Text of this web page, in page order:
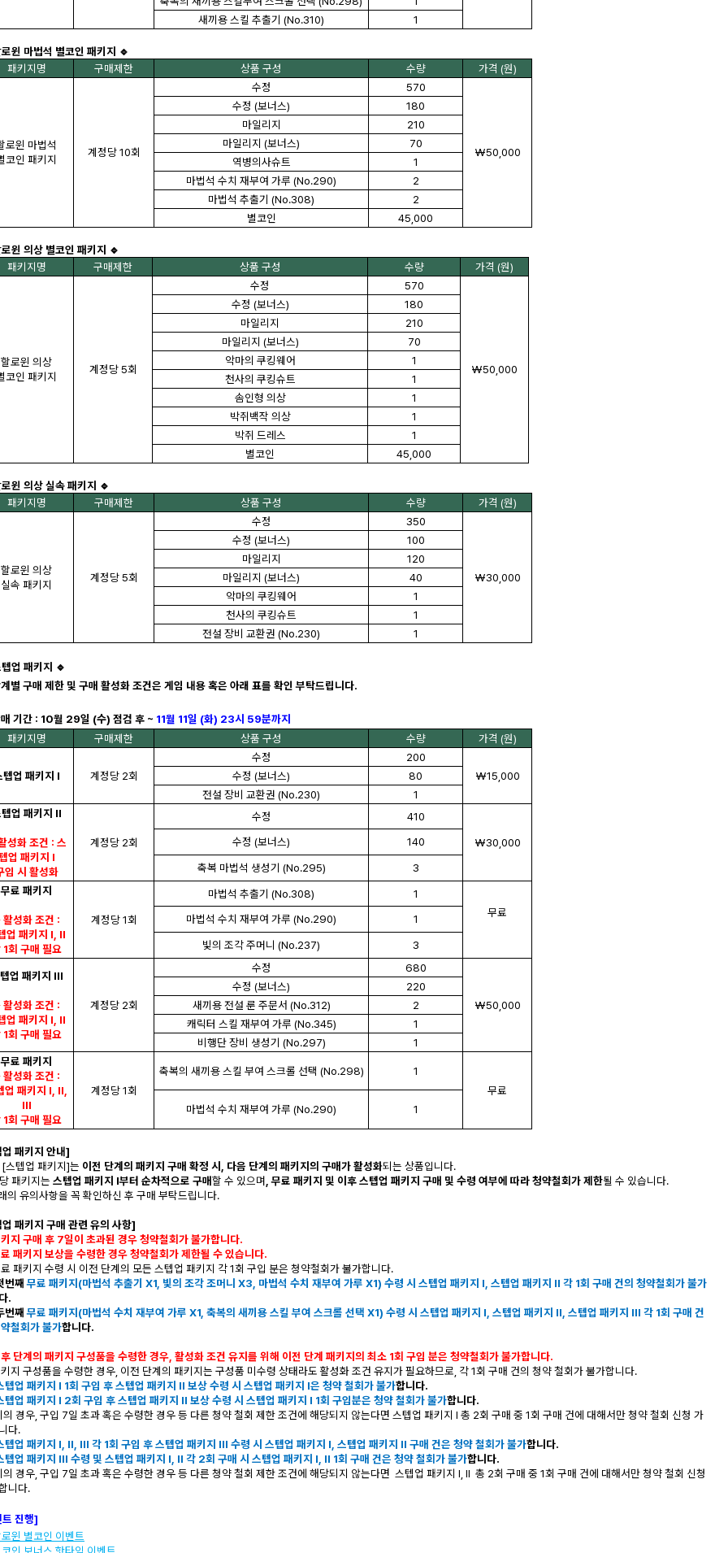
새끼용 스킬 추출기 (No.310)
1
윈 마법석 별코인 패키지 🔹
패키지명
구매제한 상품 구성 수량 가격 (원)
로윈 마법석
코인 패키지
계정당 10회
수정 570
₩50,000
수정 (보너스)
180
마일리지
210
마일리지 (보너스)
70
역병의사슈트
1
마법석 수치 재부여 가루 (No.290)
2
마법석 추출기 (No.308)
2
별코인
45,000
윈 의상 별코인 패키지 🔹
패키지명
구매제한 상품 구성 수량 가격 (원)
할로윈 의상
코인 패키지
계정당 5회
수정 570
₩50,000
수정 (보너스)
180
마일리지
210
마일리지 (보너스)
70
악마의 쿠킹웨어
1
천사의 쿠킹슈트
1
솜인형 의상
1
박쥐백작 의상
1
박쥐 드레스
1
별코인
45,000
윈 의상 실속 패키지 🔹
패키지명
구매제한 상품 구성 수량 가격 (원)
할로윈 의상
실속 패키지
계정당 5회
수정 350
₩30,000
수정 (보너스)
100
마일리지
120
마일리지 (보너스)
40
악마의 쿠킹웨어
1
천사의 쿠킹슈트
1
전설 장비 교환권 (No.230)
1
업 패키지 🔹
별 구매 제한 및 구매 활성화 조건은 게임 내용 혹은 아래 표를 확인 부탁드립니다.
기간 : 10월 29일 (수) 점검 후 ~ 11월 11일 (화) 23시 59분까지
패키지명
구매제한 상품 구성 수량 가격 (원)
텝업 패키지 I 계정당 2회
수정
200
₩15,000
수정 (보너스)
80
전설 장비 교환권 (No.230)
1
업 패키지 II
성화 조건 : 스
업 패키지 I
입 시 활성화
계정당 2회
수정
410
₩30,000
수정 (보너스)
140
축복 마법석 생성기 (No.295)
3
무료 패키지
성화 조건 :
업 패키지 I, II
1회 구매 필요
계정당 1회
마법석 추출기 (No.308)
1
무료
마법석 수치 재부여 가루 (No.290)
1
빛의 조각 주머니 (No.237)
3
업 패키지 III
성화 조건 :
업 패키지 I, II
1회 구매 필요
계정당 2회
수정 680
₩50,000
수정 (보너스)
220
새끼용 전설 룬 주문서 (No.312)
2
캐릭터 스킬 재부여 가루 (No.345)
1
비행단 장비 생성기 (No.297)
1
무료 패키지
성화 조건 :
업 패키지 I, II,
III
1회 구매 필요
계정당 1회
축복의 새끼용 스킬 부여 스크롤 선택 (No.298)
1
무료
마법석 수치 재부여 가루 (No.290)
1
패키지 안내]
스텝업 패키지]는 이전 단계의 패키지 구매 확정 시, 다음 단계의 패키지의 구매가 활성화되는 상품입니다.
패키지는 스텝업 패키지 I부터 순차적으로 구매할 수 있으며 , 무료 패키지 및 이후 스텝업 패키지 구매 및 수령 여부에 따라 청약철회가 제한될 수 있습니다.
의 유의사항을 꼭 확인하신 후 구매 부탁드립니다.
패키지 구매 관련 유의 사항]
지 구매 후 7일이 초과된 경우 청약철회가 불가합니다.
패키지 보상을 수령한 경우 청약철회가 제한될 수 있습니다.
패키지 수령 시 이전 단계의 모든 스텝업 패키지 각 1회 구입 분은 청약철회가 불가합니다.
번째무료 패키지(마법석 추출기 X1, 빛의 조각 조머니 X3, 마법석 수치 재부여 가루 X1) 수령 시 스텝업 패키지 I, 스텝업 패키지 II 각 1회 구매 건의 청약철회가 불가
.
번째무료 패키지(마법석 수치 재부여 가루 X1, 축복의 새끼용 스킬 부여 스크롤 선택 X1) 수령 시 스텝업 패키지 I, 스텝업 패키지 II, 스텝업 패키지 III 각 1회 구매 건
철회가 불가합니다.
단계의 패키지 구성품을 수령한 경우, 활성화 조건 유지를 위해 이전 단계 패키지의 최소 1회 구입 분은 청약철회가 불가합니다.
지 구성품을 수령한 경우, 이전 단계의 패키지는 구성품 미수령 상태라도 활성화 조건 유지가 필요하므로, 각 1회 구매 건의 청약 철회가 불가합니다.
텝업 패키지 I 1회 구입 후 스텝업 패키지 II 보상 수령 시 스텝업 패키지 I은 청약 철회가 불가합니다.
텝업 패키지 I 2회 구입 후 스텝업 패키지 II 보상 수령 시 스텝업 패키지 I 1회 구입분은 청약 철회가 불가합니다.
경우, 구입 7일 초과 혹은 수령한 경우 등 다른 청약 철회 제한 조건에 해당되지 않는다면 스텝업 패키지 I 총 2회 구매 중 1회 구매 건에 대해서만 청약 철회 신청 가
다.
텝업 패키지 I, II, III 각 1회 구입 후 스텝업 패키지 III 수령 시 스텝업 패키지 I, 스텝업 패키지 II 구매 건은 청약 철회가 불가합니다.
텝업 패키지 III 수령 및 스텝업 패키지 I, II 각 2회 구매 시 스텝업 패키지 I, II 1회 구매 건은 청약 철회가 불가합니다.
경우, 구입 7일 초과 혹은 수령한 경우 등 다른 청약 철회 제한 조건에 해당되지 않는다면 스텝업 패키지 I, II 총 2회 구매 중 1회 구매 건에 대해서만 청약 철회 신청
니다.
진행]
윈 별코인 이벤트